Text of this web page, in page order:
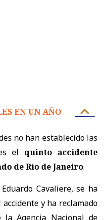
EN UN AÑO
no han establecido las
el quinto accidente
de Río de Janeiro.
Cavaliere, se ha
y ha reclamado
la Agencia Nacional de